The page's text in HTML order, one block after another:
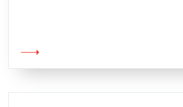
progettazione intranet dei
alcuni casi […]